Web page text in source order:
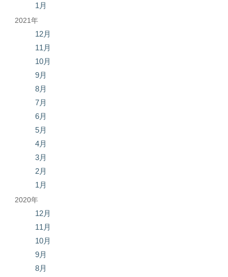
1月
2021年
12月
11月
10月
9月
8月
7月
6月
5月
4月
3月
2月
1月
2020年
12月
11月
10月
9月
8月